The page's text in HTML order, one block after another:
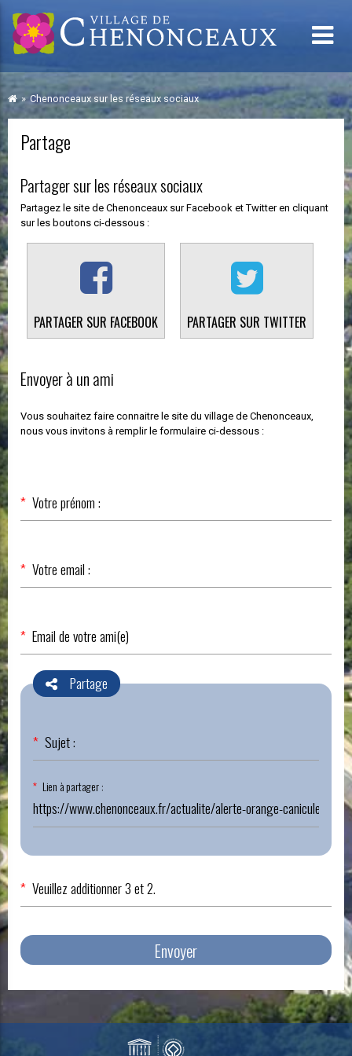
Chenonceaux sur les réseaux sociaux
Partage
Partager sur les réseaux sociaux
Partagez le site de Chenonceaux sur Facebook et Twitter en cliquant
sur les boutons ci-dessous :
PARTAGER SUR FACEBOOK PARTAGER SUR TWITTER
Envoyer à un ami
Vous souhaitez faire connaitre le site du village de Chenonceaux,
nous vous invitons à remplir le formulaire ci-dessous :
Champ
obligatoire
Votre prénom :
*
Champ
obligatoire
Votre email :
*
Champ
obligatoire
Email de votre ami(e)
*
Partage
Champ
obligatoire
Sujet :
*
Champ
obligatoire
Lien à partager :
*
Veuillez additionner 3 et 2.
*